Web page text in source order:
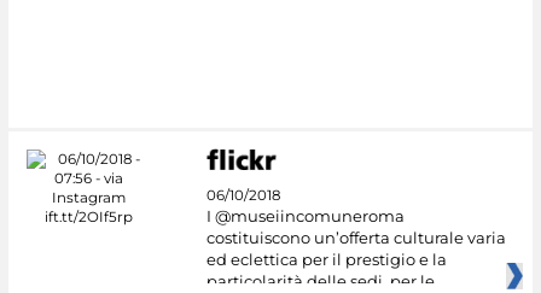
06/10/2018
I @museiincomuneroma
costituiscono un’offerta culturale varia
ed eclettica per il prestigio e la
particolarità delle sedi, per le